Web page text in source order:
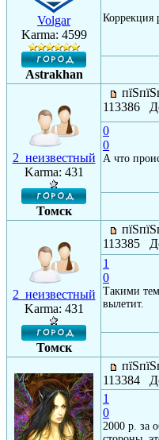
Volgar
Karma: 4599
Astrakhan
Коррекция
2_неизвестный
Karma: 431
Томск
113386
0
0
А что
2_неизвестный
Karma: 431
Томск
113385
1
0
Такими
вылетит.
113384
1
0
2000 р. за